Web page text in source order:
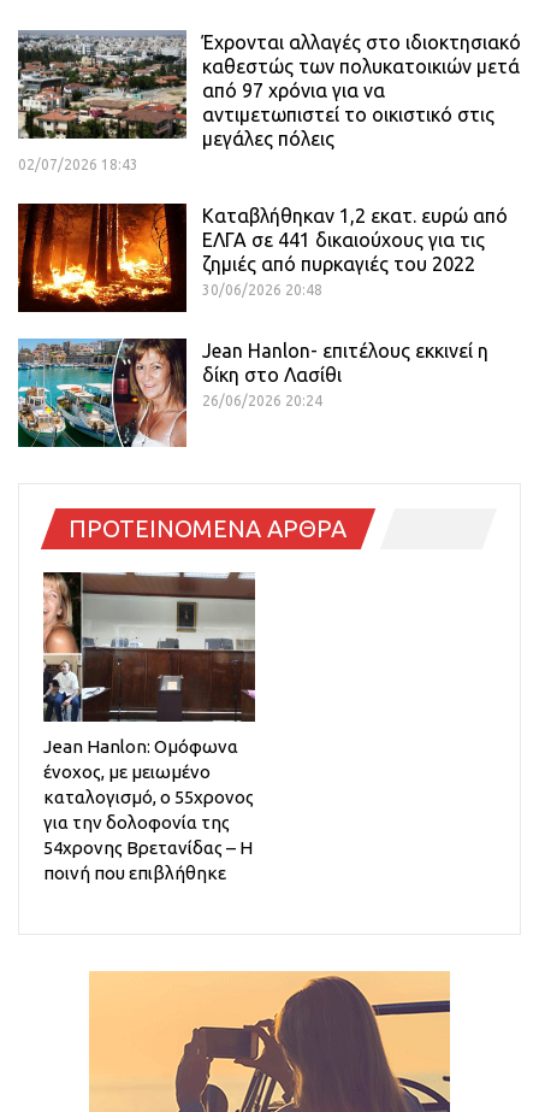
Έχρονται αλλαγές στο ιδιοκτησιακό
καθεστώς των πολυκατοικιών μετά
από 97 χρόνια για να
αντιμετωπιστεί το οικιστικό στις
μεγάλες πόλεις
02/07/2026 18:43
Καταβλήθηκαν 1,2 εκατ. ευρώ από
ΕΛΓΑ σε 441 δικαιούχους για τις
ζημιές από πυρκαγιές του 2022
30/06/2026 20:48
Jean Hanlon- επιτέλους εκκινεί η
δίκη στο Λασίθι
26/06/2026 20:24
ΠΡΟΤΕΙΝΟΜΕΝΑ ΑΡΘΡΑ
Jean Hanlon: Ομόφωνα
ένοχος, με μειωμένο
καταλογισμό, ο 55χρονος
για την δολοφονία της
54χρονης Βρετανίδας – Η
ποινή που επιβλήθηκε